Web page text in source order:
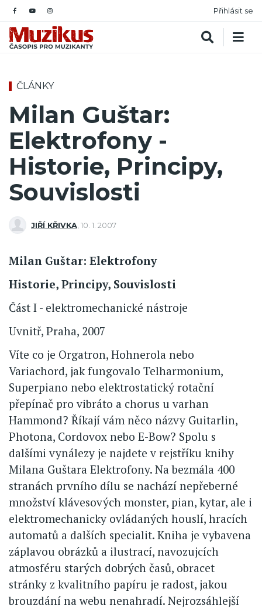
Přihlásit se
ČLÁNKY
Milan Guštar:
Elektrofony -
Historie, Principy,
Souvislosti
JIŘÍ KŘIVKA 10. 1. 2007
Milan Guštar: Elektrofony
Historie, Principy, Souvislosti
Část I - elektromechanické nástroje
Uvnitř, Praha, 2007
Víte co je Orgatron, Hohnerola nebo
Variachord, jak fungovalo Telharmonium,
Superpiano nebo elektrostatický rotační
přepínač pro vibráto a chorus u varhan
Hammond? Říkají vám něco názvy Guitarlin,
Photona, Cordovox nebo E-Bow? Spolu s
dalšími vynálezy je najdete v rejstříku knihy
Milana Guštara Elektrofony. Na bezmála 400
stranách prvního dílu se nachází nepřeberné
množství klávesových monster, pian, kytar, ale i
elektromechanicky ovládaných houslí, hracích
automatů a dalších specialit. Kniha je vybavena
záplavou obrázků a ilustrací, navozujcích
atmosféru starých dobrých časů, obracet
stránky z kvalitního papíru je radost, jakou
brouzdání na webu nenahradí. Nejrozsáhlejší